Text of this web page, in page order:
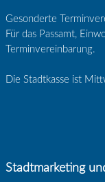
Gesonderte
Für das Passamt,
Terminvereinbarung.
Die Stadtkasse ist
Stadtmarketing